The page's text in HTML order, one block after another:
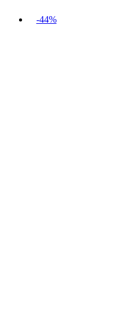
-44%